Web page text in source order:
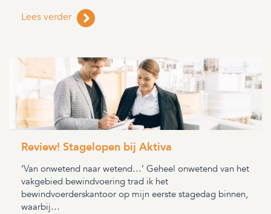
Lees verder
Review! Stagelopen bij Aktiva
‘Van onwetend naar wetend…’ Geheel onwetend van het
vakgebied bewindvoering trad ik het
bewindvoerderskantoor op mijn eerste stagedag binnen,
waarbij…